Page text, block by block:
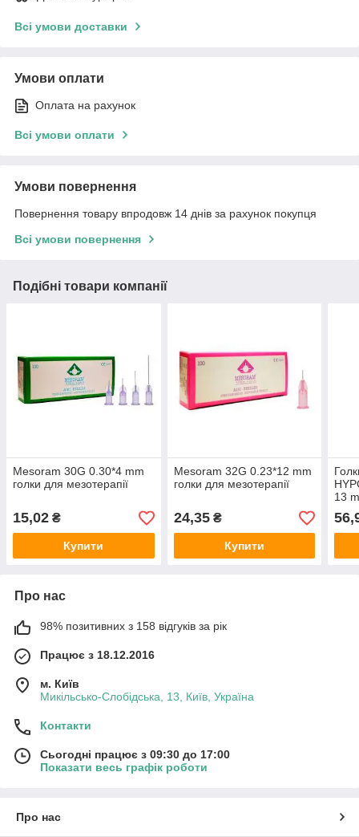
Всі умови доставки
Умови оплати
Оплата на рахунок
Всі умови оплати
Умови повернення
Повернення товару впродовж 14 днів за рахунок покупця
Всі умови повернення
Подібні товари компанії
Mesoram 30G 0.30*4 mm
голки для мезотерапії
15,02 ₴
Купити
Mesoram 32G 0.23*12 mm
голки для мезотерапії
24,35₴
Купити
13
Про нас
98% позитивних з 158 відгуків за рік
Працює з 18.12.2016
м. Київ
Микільсько-Слобідська, 13, Київ, Україна
Контакти
Сьогодні працює з 09:30 до 17:00
Показати весь графік роботи
Про нас